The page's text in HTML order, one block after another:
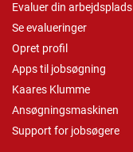
Evaluer din arbejdsplads
Se evalueringer
Opret profil
Apps til jobsøgning
Kaares Klumme
Ansøgningsmaskinen
Support for jobsøgere